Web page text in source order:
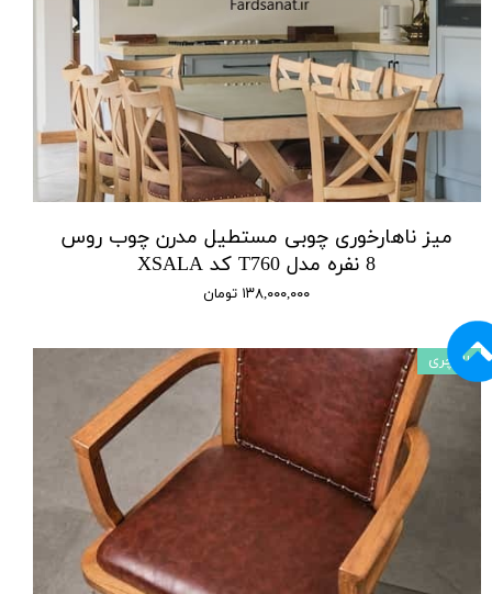
میز ناهارخوری چوبی مستطیل مدرن چوب روس
8 نفره مدل T760 کد XSALA
۱۳۸,۰۰۰,۰۰۰ تومان
لاکچری